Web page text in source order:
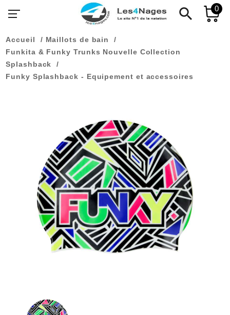
search 0
Accueil
Maillots de bain
Funkita & Funky Trunks Nouvelle Collection
Splashback
Funky Splashback - Equipement et accessoires